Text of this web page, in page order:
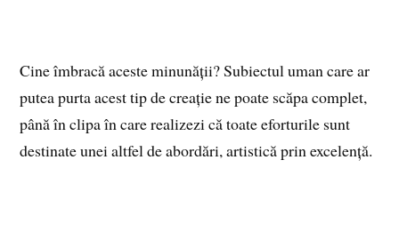
Cine îmbracă aceste minunății? Subiectul uman care ar
putea purta acest tip de creație ne poate scăpa complet,
până în clipa în care realizezi că toate eforturile sunt
destinate unei altfel de abordări, artistică prin excelență.